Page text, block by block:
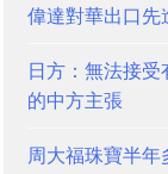
偉達對華出口先
日方：無法接受
的中方主張
周大福珠寶半